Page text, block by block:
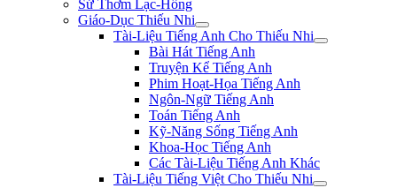
Sử Thơm Lạc-Hồng
Giáo-Dục Thiếu Nhi
Tài-Liệu Tiếng Anh Cho Thiếu Nhi
Bài Hát Tiếng Anh
Truyện Kể Tiếng Anh
Phim Hoạt-Họa Tiếng Anh
Ngôn-Ngữ Tiếng Anh
Toán Tiếng Anh
Kỹ-Năng Sống Tiếng Anh
Khoa-Học Tiếng Anh
Các Tài-Liệu Tiếng Anh Khác
Tài-Liệu Tiếng Việt Cho Thiếu Nhi